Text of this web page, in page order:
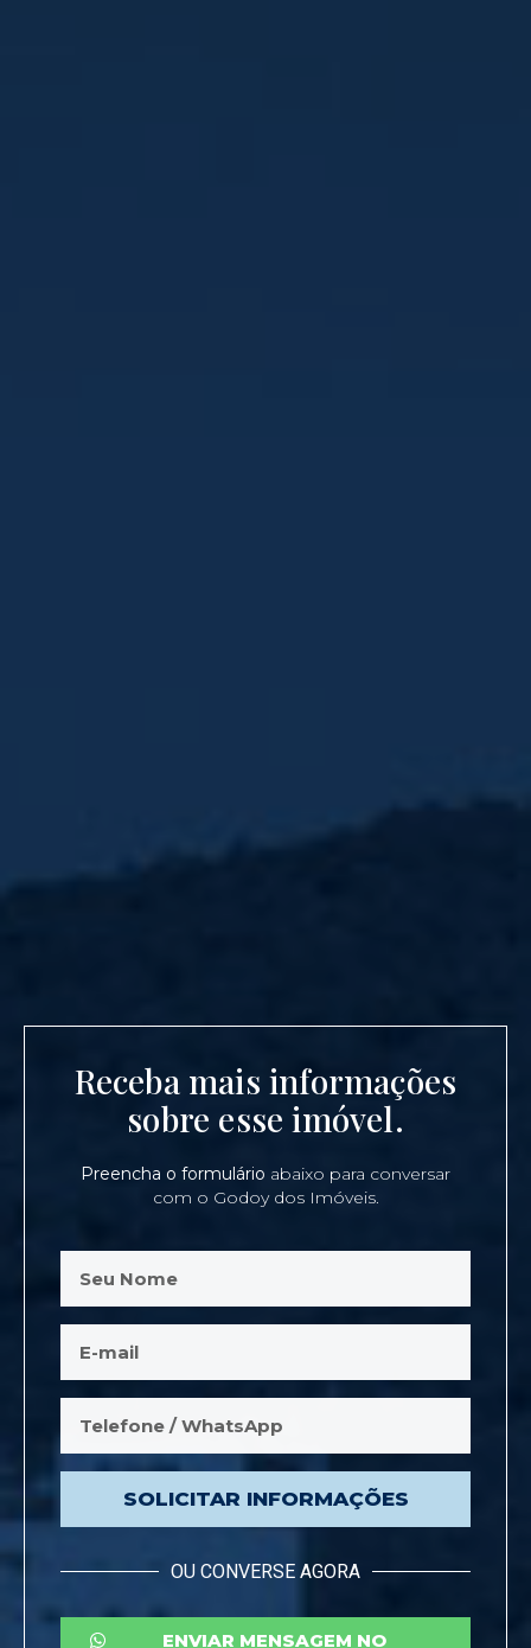
Receba mais informações
sobre esse imóvel.
Preencha o formulário abaixo para conversar
com o Godoy dos Imóveis.
SOLICITAR INFORMAÇÕES
OU CONVERSE AGORA
ENVIAR MENSAGEM NO